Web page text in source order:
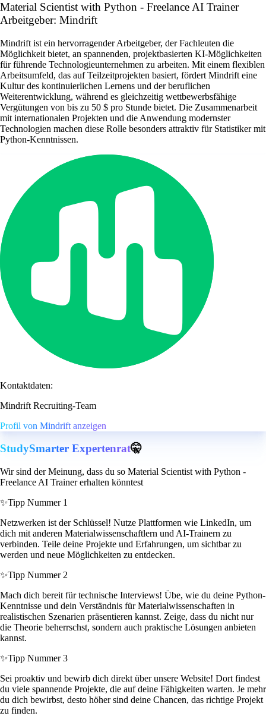
Material Scientist with Python - Freelance AI Trainer
Arbeitgeber: Mindrift
Mindrift ist ein hervorragender Arbeitgeber, der Fachleuten die
Möglichkeit bietet, an spannenden, projektbasierten KI-Möglichkeiten
für führende Technologieunternehmen zu arbeiten. Mit einem flexiblen
Arbeitsumfeld, das auf Teilzeitprojekten basiert, fördert Mindrift eine
Kultur des kontinuierlichen Lernens und der beruflichen
Weiterentwicklung, während es gleichzeitig wettbewerbsfähige
Vergütungen von bis zu 50 $ pro Stunde bietet. Die Zusammenarbeit
mit internationalen Projekten und die Anwendung modernster
Technologien machen diese Rolle besonders attraktiv für Statistiker mit
Python-Kenntnissen.
Kontaktdaten:
Mindrift Recruiting-Team
Profil von Mindrift anzeigen
StudySmarter Expertenrat🤫
Wir sind der Meinung, dass du so Material Scientist with Python -
Freelance AI Trainer erhalten könntest
✨Tipp Nummer 1
Netzwerken ist der Schlüssel! Nutze Plattformen wie LinkedIn, um
dich mit anderen Materialwissenschaftlern und AI-Trainern zu
verbinden. Teile deine Projekte und Erfahrungen, um sichtbar zu
werden und neue Möglichkeiten zu entdecken.
✨Tipp Nummer 2
Mach dich bereit für technische Interviews! Übe, wie du deine Python-
Kenntnisse und dein Verständnis für Materialwissenschaften in
realistischen Szenarien präsentieren kannst. Zeige, dass du nicht nur
die Theorie beherrschst, sondern auch praktische Lösungen anbieten
kannst.
✨Tipp Nummer 3
Sei proaktiv und bewirb dich direkt über unsere Website! Dort findest
du viele spannende Projekte, die auf deine Fähigkeiten warten. Je mehr
du dich bewirbst, desto höher sind deine Chancen, das richtige Projekt
zu finden.